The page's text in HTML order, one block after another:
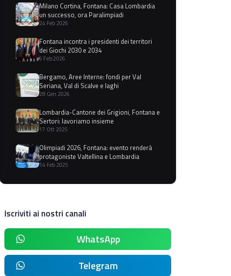
Milano Cortina, Fontana: Casa Lombardia
un successo, ora Paralimpiadi
24 Feb 2026
Fontana incontra i presidenti dei territori
dei Giochi 2030 e 2034
6 Feb 2026
Bergamo, Aree Interne: fondi per Val
Seriana, Val di Scalve e laghi
28 Gen 2026
Lombardia-Cantone dei Grigioni, Fontana e
Sertori: lavoriamo insieme
17 Ott 2025
Olimpiadi 2026, Fontana: evento renderà
protagoniste Valtellina e Lombardia
14 Feb 2025
Iscriviti ai nostri canali
WhatsApp
Telegram